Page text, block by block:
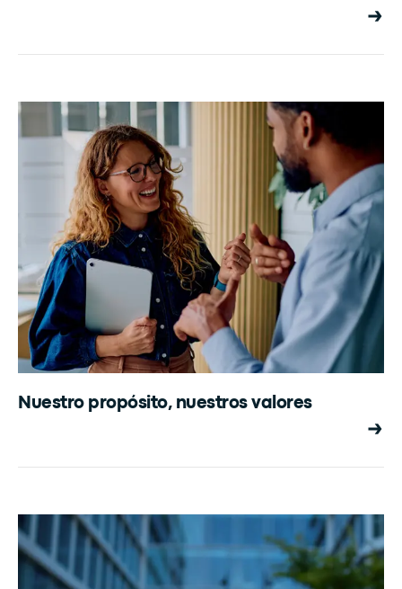
Nuestro propósito, nuestros valores